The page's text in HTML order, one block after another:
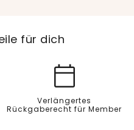
für dich
Verlängertes
Rückgaberecht für Member